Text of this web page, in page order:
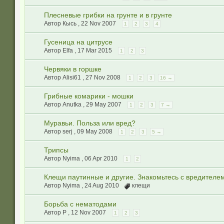
Плесневые грибки на грунте и в грунте
Автор Кысь , 22 Nov 2007 1 2 3 4
Гусеница на цитрусе
Автор Elfa , 17 Mar 2015 1 2 3
Червяки в горшке
Автор Alisi61 , 27 Nov 2008 1 2 3 16 →
Грибные комарики - мошки
Автор Anutka , 29 May 2007 1 2 3 7 →
Муравьи. Польза или вред?
Автор serj , 09 May 2008 1 2 3 5 →
Трипсы
Автор Nyima , 06 Apr 2010 1 2
Клещи паутинные и другие. Знакомьтесь с
Автор Nyima , 24 Aug 2010 клещи
Борьба с нематодами
Автор Р , 12 Nov 2007 1 2 3